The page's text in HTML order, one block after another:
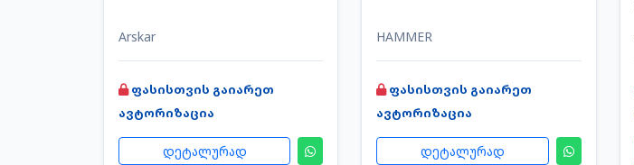
Arskar
ფასისთვის გაიარეთ
ავტორიზაცია
დეტალურად
HAMMER
ფასისთვის გაიარეთ
ავტორიზაცია
დეტალურად